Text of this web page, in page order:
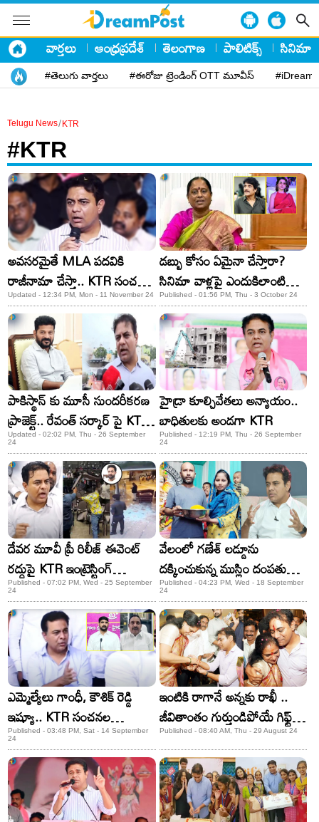
వార్తలు ఆంధ్రప్రదేశ్ తెలంగాణ పాలిటిక్స్ సినిమా
#తెలుగు వార్తలు #ఈరోజు ట్రెండింగ్ OTT మూవీస్
Telugu News/ KTR
#KTR
అవసరమైతే MLA పదవికి
రాజీనామా చేస్తా.. KTR సంచలన
వ్యాఖ్యలు!
Updated - 12:34 PM, Mon - 11 November 24
డబ్బు కోసం ఏమైనా చేస్తారా?
సినిమా వాళ్లపై ఎందుకిలాంటి
వ్యాఖ్యలు?
Published - 01:56 PM, Thu - 3 October 24
పాకిస్థాన్ కు మూసీ సుందరీకరణ
ప్రాజెక్ట్.. రేవంత్ సర్కార్ పై KTR
సంచలన ఆరోపణలు!
Updated - 02:02 PM, Thu - 26 September
24
హైడ్రా కూల్చివేతలు అన్యాయం..
బాధితులకు అండగా KTR
Published - 12:19 PM, Thu - 26 September
24
దేవర మూవీ ప్రీ రిలీజ్ ఈవెంట్
రద్దుపై KTR ఇంట్రెస్టింగ్
కామెంట్స్!
Published - 07:02 PM, Wed - 25 September
24
వేలంలో గణేశ్ లడ్డూను
దక్కించుకున్న ముస్లిం దంపతులు..
KTR ప్రశంస
Published - 04:23 PM, Wed - 18 September
24
ఎమ్మెల్యేలు గాంధీ, కౌశిక్ రెడ్డి
ఇష్యూ.. KTR సంచనల
వ్యాఖ్యలు!
Published - 03:48 PM, Sat - 14 September
24
ఇంటికి రాగానే అన్నకు రాఖీ ..
జీవితాంతం గుర్తుండిపోయే గిఫ్ట్‌
ఇచ్చిన KTR..!
Published - 08:40 AM, Thu - 29 August 24